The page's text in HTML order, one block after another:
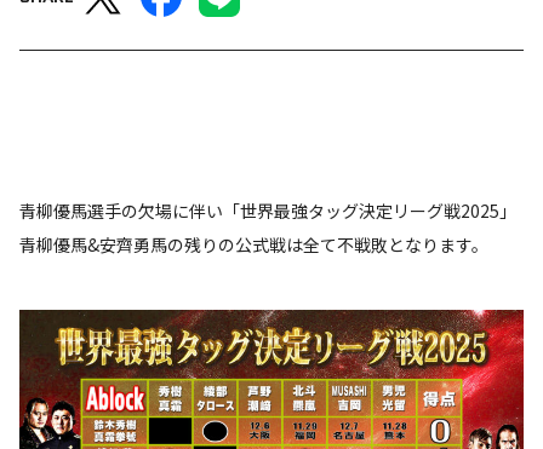
青柳優馬選手の欠場に伴い「世界最強タッグ決定リーグ戦2025」
青柳優馬&安齊勇馬の残りの公式戦は全て不戦敗となります。